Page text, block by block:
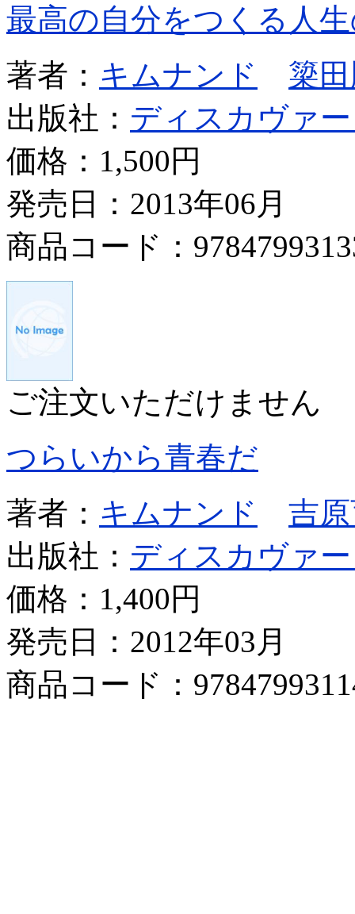
最高の自分をつくる人
著者： キムナンド
簗
出版社： ディスカヴァ
価格： 1,500円
発売日：2013年06月
商品コード：
ご注文いただけません
つらいから青春だ
著者： キムナンド
吉
出版社： ディスカヴァ
価格： 1,400円
発売日：2012年03月
商品コード：